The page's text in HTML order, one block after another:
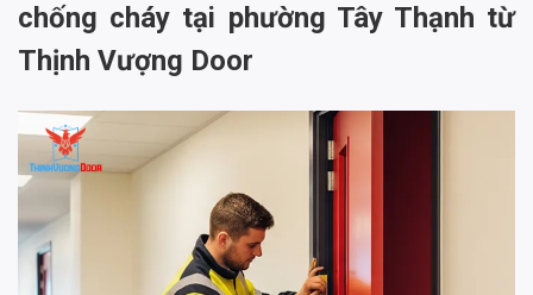
chống cháy tại phường Tây Thạnh từ
Thịnh Vượng Door